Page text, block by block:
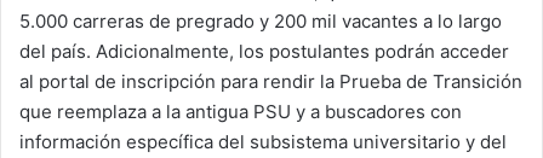
5.000 carreras de pregrado y 200 mil vacantes a lo largo
del país. Adicionalmente, los postulantes podrán acceder
al portal de inscripción para rendir la Prueba de Transición
que reemplaza a la antigua PSU y a buscadores con
información específica del subsistema universitario y del